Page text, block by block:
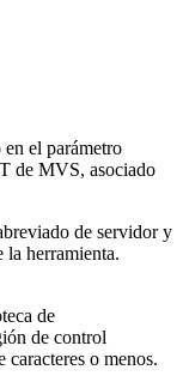
el parámetro
de MVS, asociado
de servidor y
la herramienta.
de
de control
caracteres o menos.